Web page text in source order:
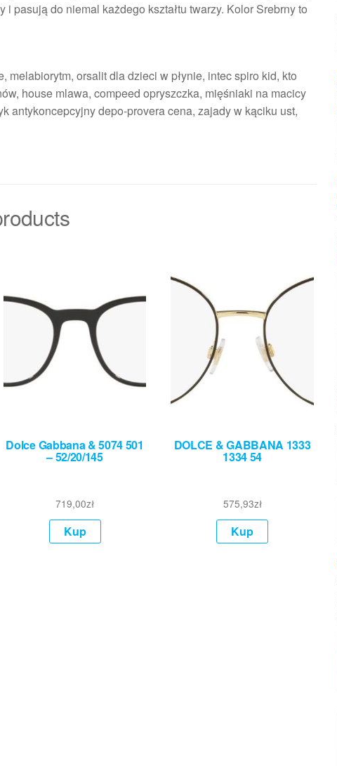
pasują do niemal każdego kształtu twarzy. Kolor Srebrny to
orsalit dla dzieci w płynie, intec spiro kid, kto
house mlawa, compeed opryszczka, mięśniaki na macicy
antykoncepcyjny depo-provera cena, zajady w kąciku ust,
Dolce Gabbana & 5074 501
– 52/20/145
719,00zł
Kup
DOLCE & GABBANA 1333
1334 54
575,93zł
Kup